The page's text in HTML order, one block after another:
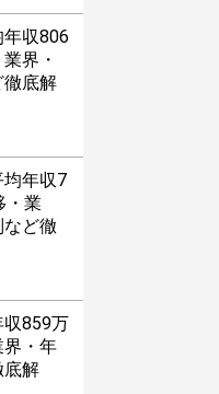
年収806
界・
底解
均年収7
・業
ど徹
収859万
・年
底解